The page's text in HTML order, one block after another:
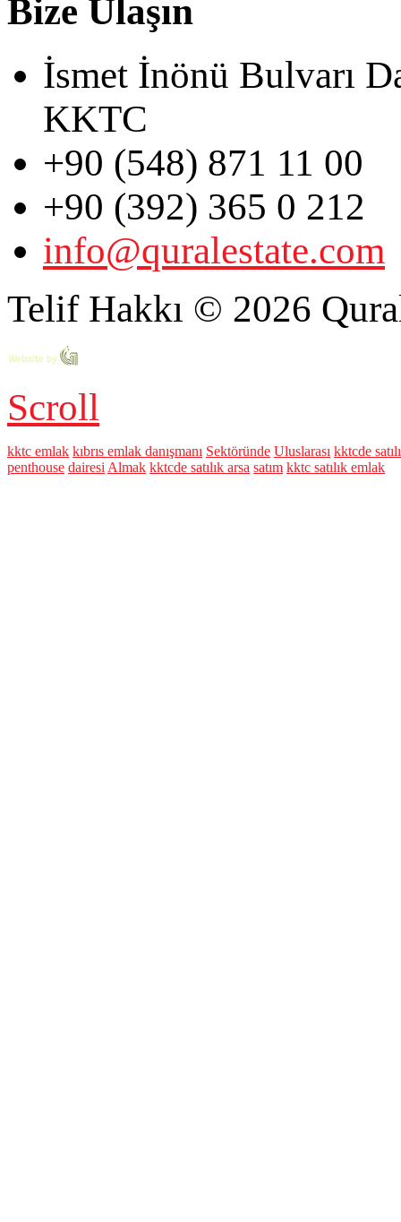
Bize Ulaşın
İsmet İnönü Bulvarı
KKTC
+90 (548) 871 11 00
+90 (392) 365 0 212
info@quralestate.com
Telif Hakkı © 2026
Scroll
kktc emlak kıbrıs emlak danışmanı Sektöründe Uluslarası kktcde
penthouse dairesi Almak kktcde satılık arsa satım kktc satılık emlak